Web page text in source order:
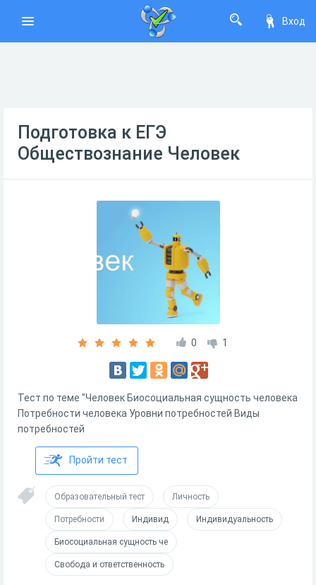
Вход
Подготовка к ЕГЭ
Обществознание Человек
0 1
Тест по теме "Человек Биосоциальная сущность человека
Потребности человека Уровни потребностей Виды
потребностей
Пройти тест
Образовательный тест Личность
Потребности Индивид Индивидуальность
Биосоциальная сущность че
Свобода и ответственность